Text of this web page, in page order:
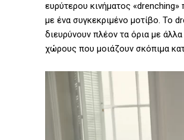
ευρύτερου κινήματος
με ένα συγκεκριμένο μοτίβο. To
διευρύνουν πλέον τα όρια με
χώρους που μοιάζουν σκόπιμα